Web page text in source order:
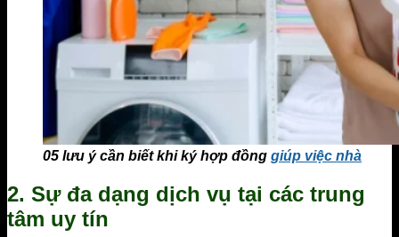
05 lưu ý cần biết khi ký hợp đồng giúp việc nhà
2. Sự đa dạng dịch vụ tại các trung
tâm uy tín